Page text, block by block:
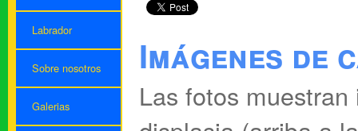
Labrador
Sobre nosotros
Galerias
Imágenes de
Las fotos